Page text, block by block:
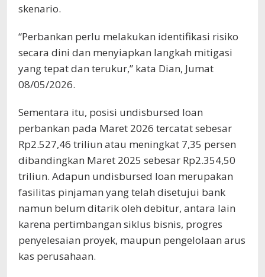
skenario.
“Perbankan perlu melakukan identifikasi risiko
secara dini dan menyiapkan langkah mitigasi
yang tepat dan terukur,” kata Dian, Jumat
08/05/2026.
Sementara itu, posisi undisbursed loan
perbankan pada Maret 2026 tercatat sebesar
Rp2.527,46 triliun atau meningkat 7,35 persen
dibandingkan Maret 2025 sebesar Rp2.354,50
triliun. Adapun undisbursed loan merupakan
fasilitas pinjaman yang telah disetujui bank
namun belum ditarik oleh debitur, antara lain
karena pertimbangan siklus bisnis, progres
penyelesaian proyek, maupun pengelolaan arus
kas perusahaan.